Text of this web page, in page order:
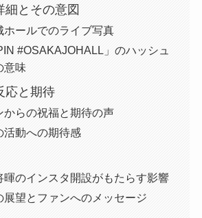
細とその意図
ホールでのライブ写真
#OSAKAJOHALL」のハッシュ
意味
応と期待
からの祝福と期待の声
活動への期待感
暉のインスタ開設がもたらす影響
展望とファンへのメッセージ